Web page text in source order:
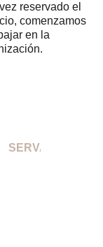
reservado el
comenzamos
en la